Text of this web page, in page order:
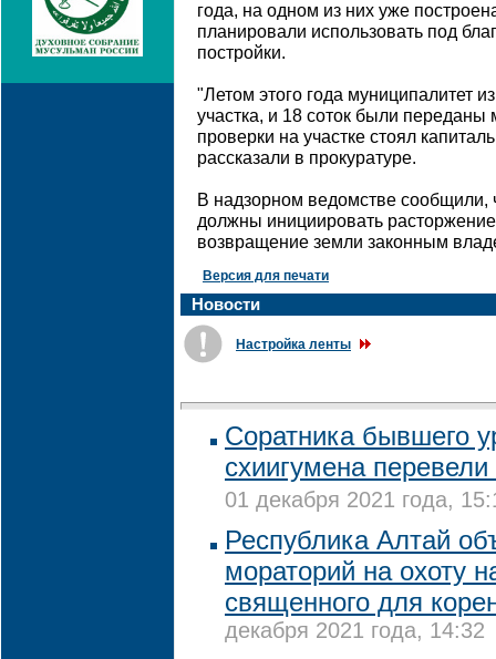
года, на одном из них уже
планировали использовать под
постройки.
"Летом этого года муниципалитет
участка, и 18 соток были
проверки на участке стоял
рассказали в прокуратуре.
В надзорном ведомстве сообщили,
должны инициировать
возвращение земли законным
Версия для печати
Новости
Настройка ленты
Соратника бывшего
схиигумена
01 декабря 2021 года,
Республика Алтай
мораторий на охоту
священного для
декабря 2021 года, 14:32